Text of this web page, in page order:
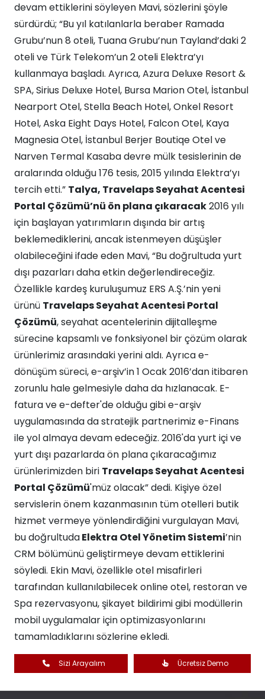
devam ettiklerini söyleyen Mavi, sözlerini şöyle
sürdürdü; “Bu yıl katılanlarla beraber Ramada
Grubu’nun 8 oteli, Tuana Grubu’nun Tayland’daki 2
oteli ve Türk Telekom’un 2 oteli Elektra’yı
kullanmaya başladı. Ayrıca, Azura Deluxe Resort &
SPA, Sirius Deluxe Hotel, Bursa Marion Otel, İstanbul
Nearport Otel, Stella Beach Hotel, Onkel Resort
Hotel, Aska Eight Days Hotel, Falcon Otel, Kaya
Magnesia Otel, İstanbul Berjer Boutiqe Otel ve
Narven Termal Kasaba devre mülk tesislerinin de
aralarında olduğu 176 tesis, 2015 yılında Elektra’yı
tercih etti.” Talya, Travelaps Seyahat Acentesi
Portal Çözümü’nü ön plana çıkaracak2016 yılı
için başlayan yatırımların dışında bir artış
beklemediklerini, ancak istenmeyen düşüşler
olabileceğini ifade eden Mavi, “Bu doğrultuda yurt
dışı pazarları daha etkin değerlendireceğiz.
Özellikle kardeş kuruluşumuz ERS A.Ş.’nin yeni
ürünü Travelaps Seyahat Acentesi Portal
Çözümü, seyahat acentelerinin dijitalleşme
sürecine kapsamlı ve fonksiyonel bir çözüm olarak
ürünlerimiz arasındaki yerini aldı. Ayrıca e-
dönüşüm süreci, e-arşiv’in 1 Ocak 2016’dan itibaren
zorunlu hale gelmesiyle daha da hızlanacak. E-
fatura ve e-defter'de olduğu gibi e-arşiv
uygulamasında da stratejik partnerimiz e-Finans
ile yol almaya devam edeceğiz. 2016'da yurt içi ve
yurt dışı pazarlarda ön plana çıkaracağımız
ürünlerimizden biri Travelaps Seyahat Acentesi
Portal Çözümü'müz olacak” dedi. Kişiye özel
servislerin önem kazanmasının tüm otelleri butik
hizmet vermeye yönlendirdiğini vurgulayan Mavi,
bu doğrultudaElektra Otel Yönetim Sistemi’nin
CRM bölümünü geliştirmeye devam ettiklerini
söyledi. Ekin Mavi, özellikle otel misafirleri
tarafından kullanılabilecek online otel, restoran ve
Spa rezervasyonu, şikayet bildirimi gibi modüllerin
mobil uygulamalar için optimizasyonlarını
tamamladıklarını sözlerine ekledi.
Sizi Arayalım Ücretsiz Demo